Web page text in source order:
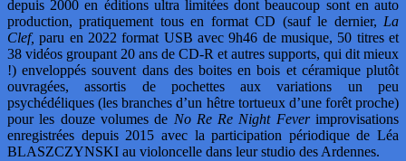
depuis 2000 en éditions ultra limitées dont beaucoup sont en auto
production, pratiquement tous en format CD (sauf le dernier, La
Clef, paru en 2022 format USB avec 9h46 de musique, 50 titres et
38 vidéos groupant 20 ans de CD-R et autres supports, qui dit mieux
!) enveloppés souvent dans des boites en bois et céramique plutôt
ouvragées, assortis de pochettes aux variations un peu
psychédéliques (les branches d’un hêtre tortueux d’une forêt proche)
pour les douze volumes de No Re Re Night Fever improvisations
enregistrées depuis 2015 avec la participation périodique de Léa
BLASZCZYNSKI au violoncelle dans leur studio des Ardennes.